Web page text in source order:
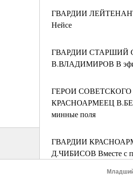
ГВАРДИИ
Нейсе
ГВАРДИИ СТАРШИЙ
В.ВЛАДИМИРОВ В
ГЕРОИ
КРАСНОАРМЕЕЦ
минные поля
ГВАРДИИ
Д.ЧИБИСОВ Вместе с